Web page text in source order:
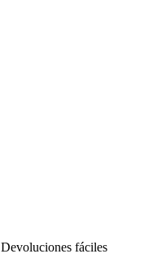
Devoluciones fáciles